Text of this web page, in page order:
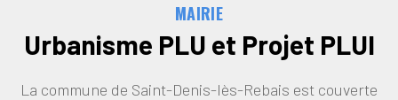
MAIRIE
Urbanisme PLU et Projet PLUI
La commune de Saint-Denis-lès-Rebais est couverte